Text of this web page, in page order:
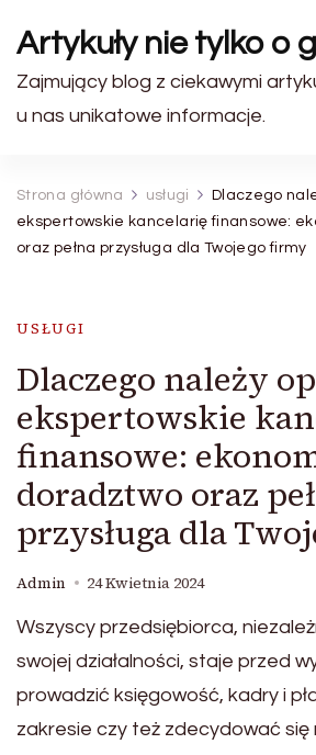
Artykuły nie tylko o
Zajmujący blog z ciekawymi
u nas unikatowe informacje.
Strona główna usługi
Dlaczego
ekspertowskie kancelarię finansowe:
oraz pełna przysługa dla Twojego firmy
USŁUGI
Dlaczego należy
ekspertowskie
finansowe:
doradztwo oraz
przysługa dla
Admin 24 Kwietnia 2024
Wszyscy przedsiębiorca,
swojej działalności, staje przed
prowadzić księgowość, kadry i
zakresie czy też zdecydować się